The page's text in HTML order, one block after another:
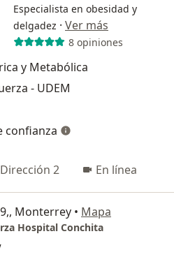
Especialista en obesidad y
delgadez · Ver más
8 opiniones
y Metabólica
- UDEM
confianza
Dirección 2 En línea
Monterrey • Mapa
Hospital Conchita